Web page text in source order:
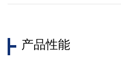
产品性能